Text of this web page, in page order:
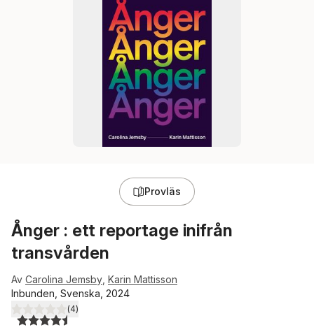
Provläs
Ånger : ett reportage inifrån
transvården
Av Carolina Jemsby Karin Mattisson
Inbunden, Svenska, 2024
4,5utav 5 stjärnor. Totalt antal röster:
(4)